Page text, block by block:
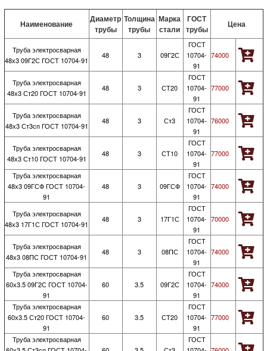
Наименование
Диаметр
трубы
Толщина
трубы
Марка
стали
ГОСТ
трубы
Цена
Труба электросварная
48х3 09Г2С ГОСТ 10704-91
48 3 09Г2С
ГОСТ
10704-
91
74000
Труба электросварная
48х3 Ст20 ГОСТ 10704-91
48 3 СТ20
ГОСТ
10704-
91
77000
Труба электросварная
48х3 Ст3сп ГОСТ 10704-91
48 3 Ст3
ГОСТ
10704-
91
76000
Труба электросварная
48х3 Ст10 ГОСТ 10704-91
48 3 СТ10
ГОСТ
10704-
91
77000
Труба электросварная
48х3 09ГСФ ГОСТ 10704-
91
48 3 09ГСФ
ГОСТ
10704-
91
74000
Труба электросварная
48х3 17Г1С ГОСТ 10704-91
48 3 17Г1С
ГОСТ
10704-
91
70000
Труба электросварная
48х3 08ПС ГОСТ 10704-91
48 3 08ПС
ГОСТ
10704-
91
74000
Труба электросварная
60х3.5 09Г2С ГОСТ 10704-
91
60 3.5 09Г2С
ГОСТ
10704-
91
74000
Труба электросварная
60х3.5 Ст20 ГОСТ 10704-
91
60 3.5 СТ20
ГОСТ
10704-
91
77000
Труба электросварная
ГОСТ